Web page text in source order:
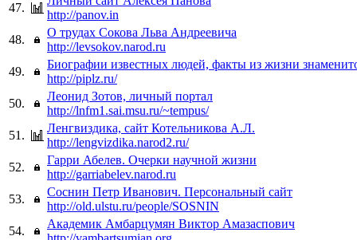
47.
http://panov.in
48.
О трудах Сокова Льва Андреевича
http://levsokov.narod.ru
49.
Биографии известных людей, факты из жизни
http://piplz.ru/
50.
Леонид Зотов, личный портал
http://lnfm1.sai.msu.ru/~tempus/
51.
Ленгвиздика, сайт Котельникова А.Л.
http://lengvizdika.narod2.ru/
52.
Гарри Абелев. Очерки научной жизни
http://garriabelev.narod.ru
53.
Соснин Петр Иванович. Персональный сайт
http://old.ulstu.ru/people/SOSNIN
54.
Академик Амбарцумян Виктор Амазаспович